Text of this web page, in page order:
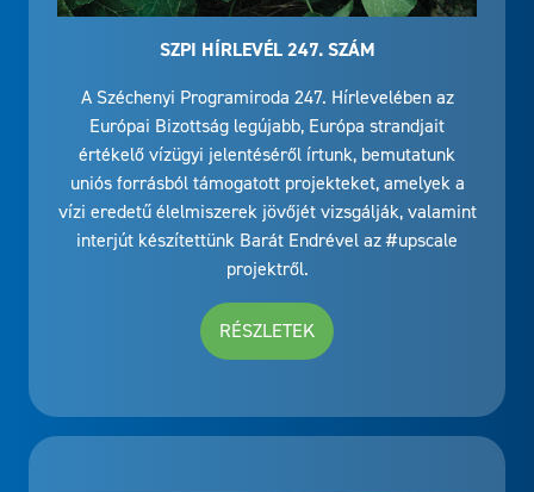
SZPI HÍRLEVÉL 247. SZÁM
A Széchenyi Programiroda 247. Hírlevelében az
Európai Bizottság legújabb, Európa strandjait
értékelő vízügyi jelentéséről írtunk, bemutatunk
uniós forrásból támogatott projekteket, amelyek a
vízi eredetű élelmiszerek jövőjét vizsgálják, valamint
interjút készítettünk Barát Endrével az #upscale
projektről.
RÉSZLETEK